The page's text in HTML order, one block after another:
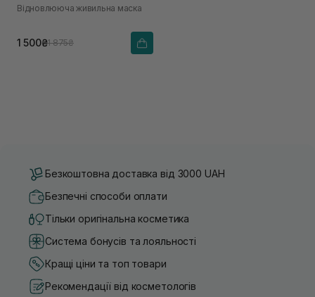
Відновлююча живильна маска
1 500₴1 875₴
Безкоштовна доставка від 3000 UAH
Безпечні способи оплати
Тільки оригінальна косметика
Система бонусів та лояльності
Кращі ціни та топ товари
Рекомендації від косметологів